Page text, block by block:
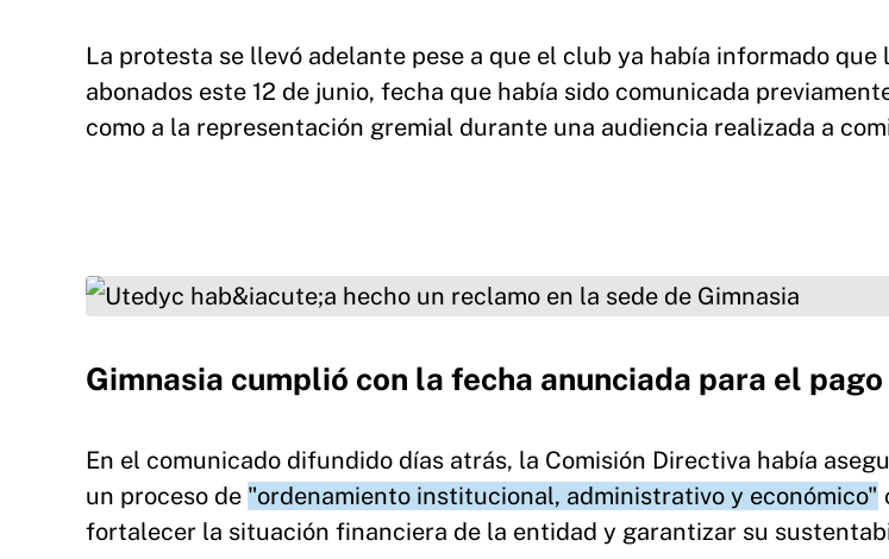
La protesta se llevó adelante pese a que el club ya había informado que
abonados este 12 de junio, fecha que había sido comunicada
como a la representación gremial durante una audiencia realizada a
Gimnasia cumplió con la fecha anunciada para el pago
En el comunicado difundido días atrás, la Comisión Directiva había
un proceso de "ordenamiento institucional, administrativo y económico"
fortalecer la situación financiera de la entidad y garantizar su